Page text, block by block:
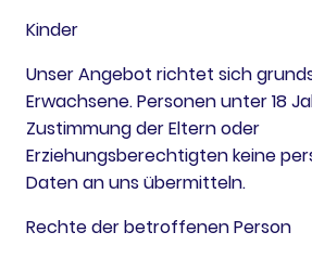
Kinder
Unser Angebot richtet sich
Erwachsene. Personen unter 18
Zustimmung der Eltern oder
Erziehungsberechtigten keine
Daten an uns übermitteln.
Rechte der betroffenen Person